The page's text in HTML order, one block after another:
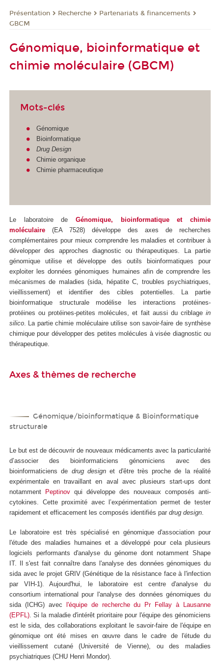
Présentation Recherche
Partenariats & financements
GBCM
Génomique, bioinformatique et
chimie moléculaire (GBCM)
Mots-clés
Génomique
Bioinformatique
Drug Design
Chimie organique
Chimie pharmaceutique
Le laboratoire deGénomique, bioinformatique et chimie
moléculaire
(EA 7528) développe des axes de recherches
complémentaires pour mieux comprendre les maladies et contribuer à
développer des approches diagnostic ou thérapeutiques. La partie
génomique utilise et développe des outils bioinformatiques pour
exploiter les données génomiques humaines afin de comprendre les
mécanismes de maladies (sida, hépatite C, troubles psychiatriques,
vieillissement) et identifier des cibles potentielles. La partie
bioinformatique structurale modélise les interactions protéines-
protéines ou protéines-petites molécules, et fait aussi du criblage in
silico. La partie chimie moléculaire utilise son savoir-faire de synthèse
chimique pour développer des petites molécules à visée diagnostic ou
thérapeutique.
Axes & thèmes de recherche
Génomique/bioinformatique & Bioinformatique
structurale
Le but est de découvrir de nouveaux médicaments avec la particularité
d’associer des bioinformaticiens génomiciens avec des
bioinformaticiens de drug designet d'être très proche de la réalité
expérimentale en travaillant en aval avec plusieurs start-ups dont
notamment Peptinov qui développe des nouveaux composés anti-
cytokines. Cette proximité avec l’expérimentation permet de tester
rapidement et efficacement les composés identifiés par drug design
Le laboratoire est très spécialisé en génomique d'association pour
l'étude des maladies humaines et a développé pour cela plusieurs
logiciels performants d'analyse du génome dont notamment Shape
IT. Il s'est fait connaître dans l'analyse des données génomiques du
sida avec le projet GRIV (Génétique de la résistance face à l'infection
par VIH-1). Aujourd'hui, le laboratoire est centre d'analyse du
consortium international pour l'analyse des données génomiques du
sida (ICHG) avec
l'équipe de recherche du Pr Fellay à Lausanne
(EPFL). Si la maladie d'intérêt prioritaire pour l'équipe des génomiciens
est le sida, des collaborations exploitant le savoir-faire de l'équipe en
génomique ont été mises en œuvre dans le cadre de l'étude du
vieillissement cutané (Université de Vienne), ou des maladies
psychiatriques (CHU Henri Mondor).